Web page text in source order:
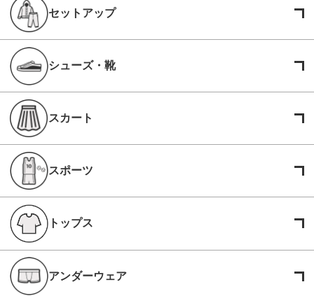
セットアップ
シューズ・靴
スカート
スポーツ
トップス
アンダーウェア